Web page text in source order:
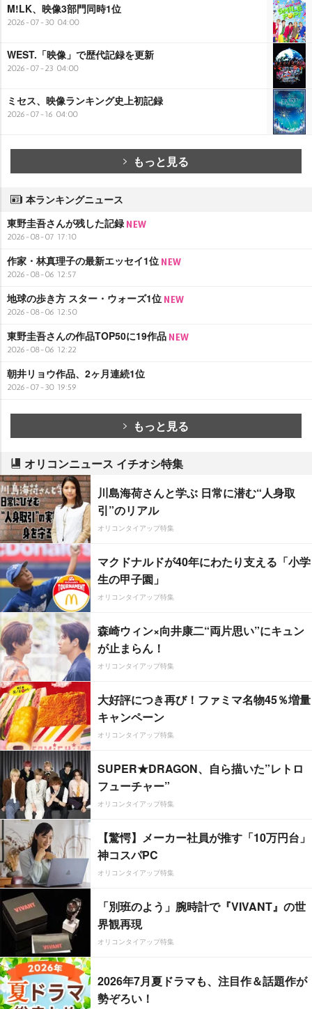
M!LK、映像3部門同時1位
2026-07-30 04:00
WEST.「映像」で歴代記録を更新
2026-07-23 04:00
ミセス、映像ランキング史上初記録
2026-07-16 04:00
もっと見る
本ランキングニュース
東野圭吾さんが残した記録
2026-08-07 17:10
作家・林真理子の最新エッセイ1位
2026-08-06 12:57
地球の歩き方 スター・ウォーズ1位
2026-08-06 12:50
東野圭吾さんの作品TOP50に19作品
2026-08-06 12:22
朝井リョウ作品、2ヶ月連続1位
2026-07-30 19:59
もっと見る
オリコンニュース イチオシ特集
川島海荷さんと学ぶ 日常に潜む“人身取
引”のリアル
オリコンタイアップ特集
マクドナルドが40年にわたり支える「小学
生の甲子園」
オリコンタイアップ特集
森崎ウィン×向井康二“両片思い”にキュン
が止まらん！
オリコンタイアップ特集
大好評につき再び！ファミマ名物45％増量
キャンペーン
オリコンタイアップ特集
SUPER★DRAGON、自ら描いた”レトロ
フューチャー”
オリコンタイアップ特集
【驚愕】メーカー社員が推す「10万円台」
神コスパPC
オリコンタイアップ特集
「別班のよう」腕時計で『VIVANT』の世
界観再現
オリコンタイアップ特集
2026年7月夏ドラマも、注目作＆話題作が
勢ぞろい！